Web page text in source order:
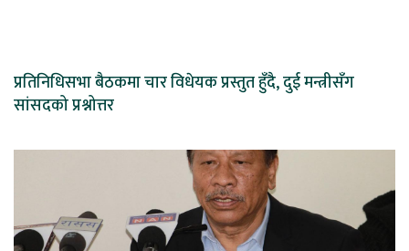
प्रतिनिधिसभा बैठकमा चार विधेयक प्रस्तुत हुँदै, दुई मन्त्रीसँग
सांसदको प्रश्नोत्तर